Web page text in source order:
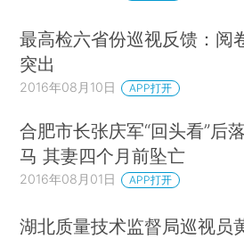
最高检六省份巡视反馈：阅
突出
2016年08月10日 APP打开
合肥市长张庆军“回头看”后落
马 其妻四个月前坠亡
2016年08月01日 APP打开
湖北质量技术监督局巡视员